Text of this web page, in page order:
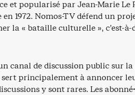
et popularisé par Jean-Marie
1972. Nomos-TV défend un
la « bataille culturelle », c’est-
canal de discussion public sur
principalement à annoncer
y sont rares. Les